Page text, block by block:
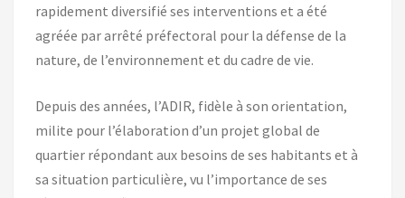
rapidement diversifié ses interventions et a été
agréée par arrêté préfectoral pour la défense de la
nature, de l’environnement et du cadre de vie.
Depuis des années, l’ADIR, fidèle à son orientation,
milite pour l’élaboration d’un projet global de
quartier répondant aux besoins de ses habitants et à
sa situation particulière, vu l’importance de ses